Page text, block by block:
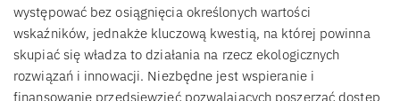
występować bez osiągnięcia określonych wartości
wskaźników, jednakże kluczową kwestią, na której powinna
skupiać się władza to działania na rzecz ekologicznych
rozwiązań i innowacji. Niezbędne jest wspieranie i
finansowanie przedsięwzięć pozwalających poszerzać dostęp